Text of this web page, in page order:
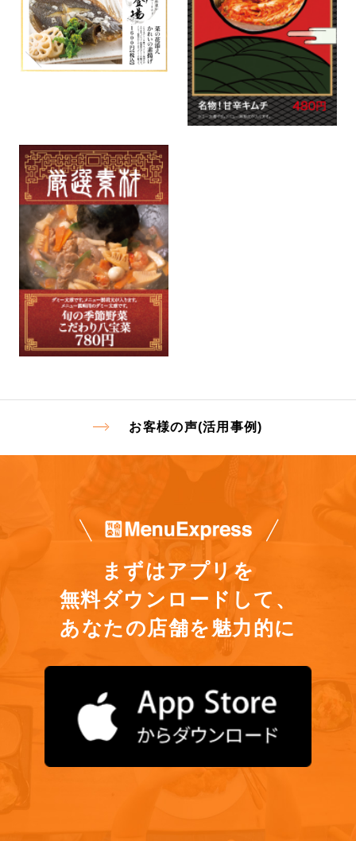
お客様の声(活用事例)
まずはアプリを
無料ダウンロードして、
あなたの店舗を魅力的に